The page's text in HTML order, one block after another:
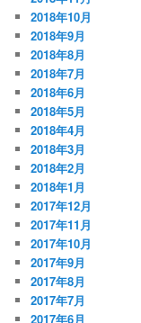
2018年10月
2018年9月
2018年8月
2018年7月
2018年6月
2018年5月
2018年4月
2018年3月
2018年2月
2018年1月
2017年12月
2017年11月
2017年10月
2017年9月
2017年8月
2017年7月
2017年6月